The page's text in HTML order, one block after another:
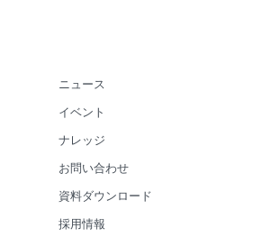
ニュース
イベント
ナレッジ
お問い合わせ
資料ダウンロード
採用情報